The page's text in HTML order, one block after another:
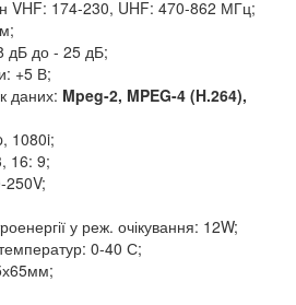
VHF: 174-230, UHF: 470-862 МГц;
дБ до - 25 дБ;
+5 В;
даних: Mpeg-2, MPEG-4 (H.264),
1080i;
16: 9;
250V;
у реж. очікування: 12W;
0-40 С;